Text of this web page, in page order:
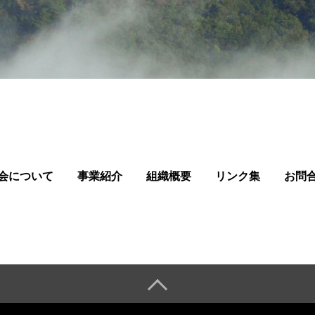
について 事業紹介 組織概要 リンク集 お問